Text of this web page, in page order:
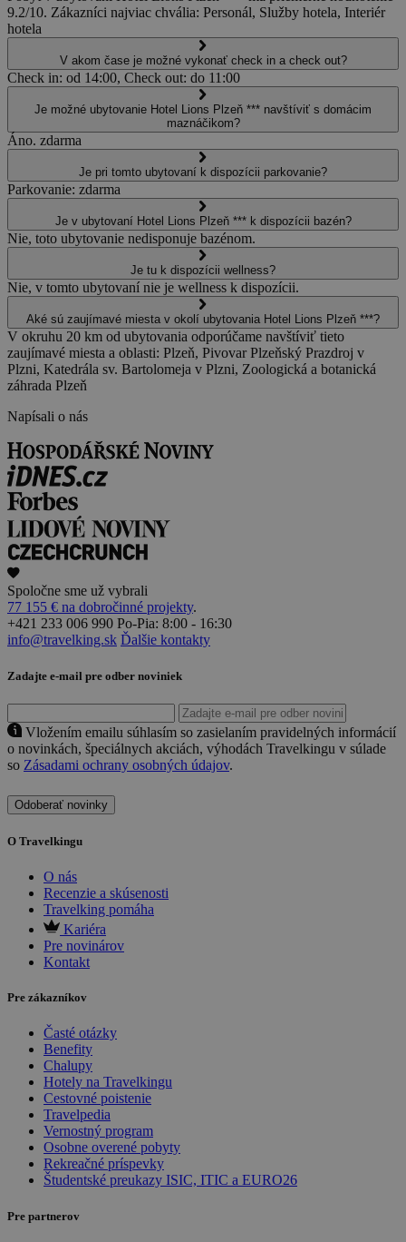
9.2/10. Zákazníci najviac chvália: Personál, Služby hotela, Interiér
hotela
V akom čase je možné vykonať check in a check out?
Check in: od 14:00, Check out: do 11:00
Je možné ubytovanie Hotel Lions Plzeň *** navštíviť s domácim
maznáčikom?
Áno. zdarma
Je pri tomto ubytovaní k dispozícii parkovanie?
Parkovanie: zdarma
Je v ubytovaní Hotel Lions Plzeň *** k dispozícii bazén?
Nie, toto ubytovanie nedisponuje bazénom.
Je tu k dispozícii wellness?
Nie, v tomto ubytovaní nie je wellness k dispozícii.
Aké sú zaujímavé miesta v okolí ubytovania Hotel Lions Plzeň ***?
V okruhu 20 km od ubytovania odporúčame navštíviť tieto
zaujímavé miesta a oblasti: Plzeň, Pivovar Plzeňský Prazdroj v
Plzni, Katedrála sv. Bartolomeja v Plzni, Zoologická a botanická
záhrada Plzeň
Napísali o nás
Spoločne sme už vybrali
77 155 € na dobročinné projekty.
+421 233 006 990 Po-Pia: 8:00 - 16:30
info@travelking.sk Ďalšie kontakty
Zadajte e-mail pre odber noviniek
Vložením emailu súhlasím so zasielaním pravidelných informácií
o novinkách, špeciálnych akciách, výhodách Travelkingu v súlade
so Zásadami ochrany osobných údajov.
Odoberať novinky
O Travelkingu
O nás
Recenzie a skúsenosti
Travelking pomáha
Kariéra
Pre novinárov
Kontakt
Pre zákazníkov
Časté otázky
Benefity
Chalupy
Hotely na Travelkingu
Cestovné poistenie
Travelpedia
Vernostný program
Osobne overené pobyty
Rekreačné príspevky
Študentské preukazy ISIC, ITIC a EURO26
Pre partnerov